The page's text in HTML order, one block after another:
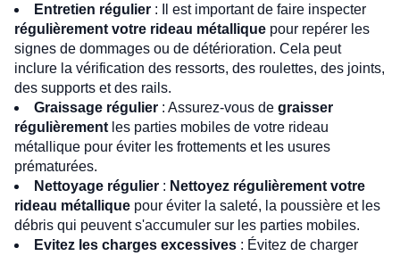
Entretien régulier : Il est important de faire inspecter
régulièrement votre rideau métallique pour repérer les
signes de dommages ou de détérioration. Cela peut
inclure la vérification des ressorts, des roulettes, des joints,
des supports et des rails.
Graissage régulier : Assurez-vous de graisser
régulièrement les parties mobiles de votre rideau
métallique pour éviter les frottements et les usures
prématurées.
Nettoyage régulier : Nettoyez régulièrement votre
rideau métallique pour éviter la saleté, la poussière et les
débris qui peuvent s'accumuler sur les parties mobiles.
Evitez les charges excessives : Évitez de charger